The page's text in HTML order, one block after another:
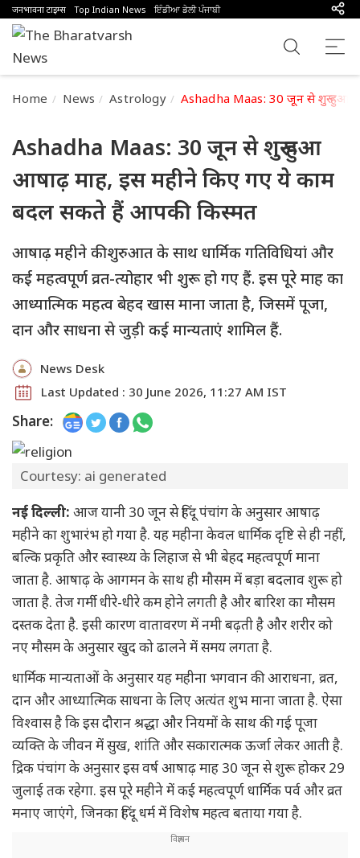
जनभावना टाइम्स Top Indian News ਇੰਡੀਆ ਡੇਲੀ ਪੰਜਾਬੀ
Home News Astrology Ashadha Maas: 30 जून से शुरू हुआ
Ashadha Maas: 30 जून से शुरू हुआ
आषाढ़ माह, इस महीने किए गए ये काम
बदल सकते हैं आपकी किस्मत
आषाढ़ महीने की शुरुआत के साथ धार्मिक गतिविधियां और
कई महत्वपूर्ण व्रत-त्योहार भी शुरू हो गए हैं. इस पूरे माह का
आध्यात्मिक महत्व बेहद खास माना जाता है, जिसमें पूजा,
दान और साधना से जुड़ी कई मान्यताएं शामिल हैं.
News Desk
Last Updated : 30 June 2026, 11:27 AM IST
Share:
Courtesy: ai generated
नई दिल्ली: आज यानी 30 जून से हिंदू पंचांग के अनुसार आषाढ़
महीने का शुभारंभ हो गया है. यह महीना केवल धार्मिक दृष्टि से ही नहीं,
बल्कि प्रकृति और स्वास्थ्य के लिहाज से भी बेहद महत्वपूर्ण माना
जाता है. आषाढ़ के आगमन के साथ ही मौसम में बड़ा बदलाव शुरू हो
जाता है. तेज गर्मी धीरे-धीरे कम होने लगती है और बारिश का मौसम
दस्तक देता है. इसी कारण वातावरण में नमी बढ़ती है और शरीर को
नए मौसम के अनुसार खुद को ढालने में समय लगता है.
धार्मिक मान्यताओं के अनुसार यह महीना भगवान की आराधना, व्रत,
दान और आध्यात्मिक साधना के लिए अत्यंत शुभ माना जाता है. ऐसा
विश्वास है कि इस दौरान श्रद्धा और नियमों के साथ की गई पूजा
व्यक्ति के जीवन में सुख, शांति और सकारात्मक ऊर्जा लेकर आती है.
द्रिक पंचांग के अनुसार इस वर्ष आषाढ़ माह 30 जून से शुरू होकर 29
जुलाई तक रहेगा. इस पूरे महीने में कई महत्वपूर्ण धार्मिक पर्व और व्रत
मनाए जाएंगे, जिनका हिंदू धर्म में विशेष महत्व बताया गया है.